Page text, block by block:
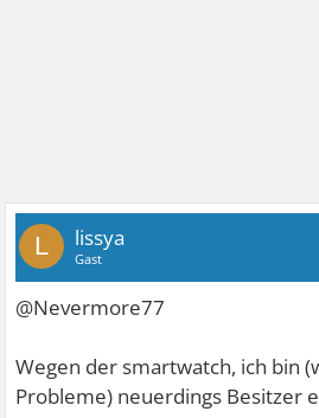
L lissya
Gast
@Nevermore77
Wegen der smartwatch, ich bin
Probleme) neuerdings Besitzer